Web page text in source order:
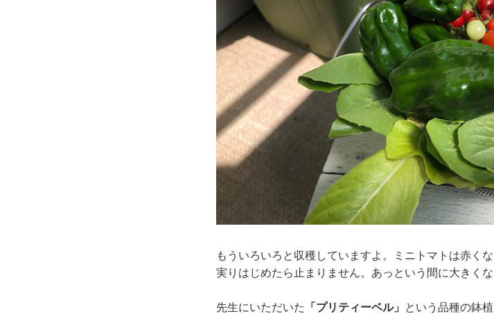
もういろいろと収穫していますよ。ミニトマトは赤く
実りはじめたら止まりません。あっという間に大きくな
先生にいただいた 「プリティーベル」
という品種の鉢